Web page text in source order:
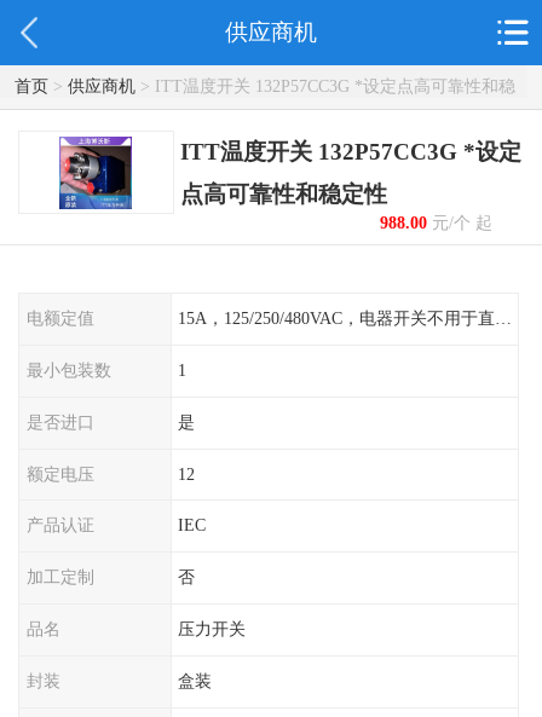
供应商机
首页> 供应商机> ITT温度开关 132P57CC3G *设定点高可靠性和稳
定性
ITT温度开关 132P57CC3G *设定
点高可靠性和稳定性
988.00元/个 起
电额定值
最小包装数 1
是否进口 是
额定电压 12
产品认证 IEC
加工定制 否
品名 压力开关
封装 盒装